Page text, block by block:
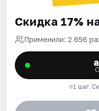
Скидка 17%
Применили: 2 656
1 шаг.